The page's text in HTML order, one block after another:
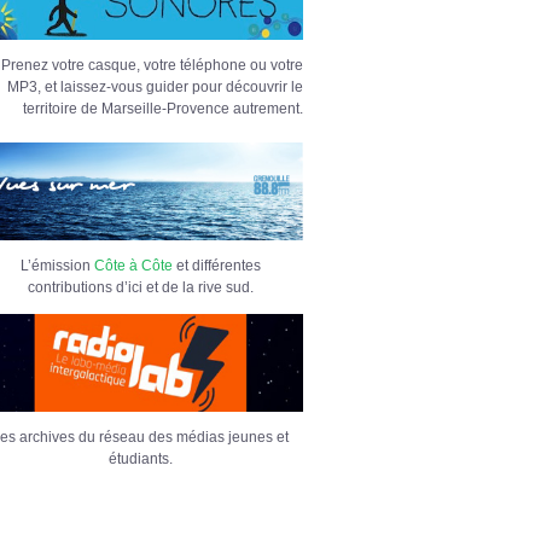
Prenez votre casque, votre téléphone ou votre
MP3, et laissez-vous guider pour découvrir le
territoire de Marseille-Provence autrement.
L’émission Côte à Côte et différentes
contributions d’ici et de la rive sud.
archives du réseau des médias jeunes et
étudiants.